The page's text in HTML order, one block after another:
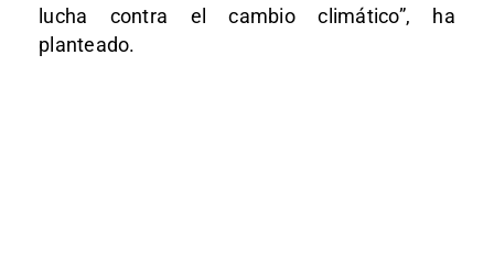
lucha contra el cambio climático”, ha
planteado.